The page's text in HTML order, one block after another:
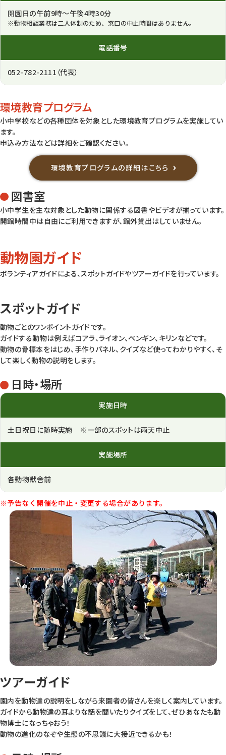
開園日の午前9時～午後4時30分
※動物相談業務は二人体制のため、窓口の中止時間はありません。
電話番号
052-782-2111（代表）
環境教育プログラム
小中学校などの各種団体を対象とした環境教育プログラムを実施してい
ます。
申込み方法などは詳細をご確認ください。
環境教育プログラムの詳細はこちら
図書室
小中学生を主な対象とした動物に関係する図書やビデオが揃っています。
開館時間中は自由にご利用できますが、館外貸出はしていません。
動物園ガイド
ボランティアガイドによる、スポットガイドやツアーガイドを行っています。
スポットガイド
動物ごとのワンポイントガイドです。
ガイドする動物は例えばコアラ、ライオン、ペンギン、キリンなどです。
動物の骨標本をはじめ、手作りパネル、クイズなど使ってわかりやすく、そ
して楽しく動物の説明をします。
日時・場所
実施日時
土日祝日に随時実施 ※一部のスポットは雨天中止
実施場所
各動物獣舎前
※予告なく開催を中止・変更する場合があります。
ツアーガイド
園内を動物達の説明をしながら来園者の皆さんを楽しく案内しています。
ガイドから動物達の耳よりな話を聞いたりクイズをして、ぜひあなたも動
物博士になっちゃおう！
動物の進化のなぞや生態の不思議に大接近できるかも！